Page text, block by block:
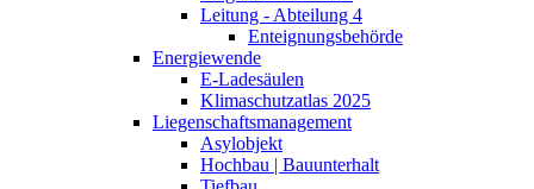
Leitung - Abteilung 4
Enteignungsbehörde
Energiewende
E-Ladesäulen
Klimaschutzatlas 2025
Liegenschaftsmanagement
Asylobjekt
Hochbau | Bauunterhalt